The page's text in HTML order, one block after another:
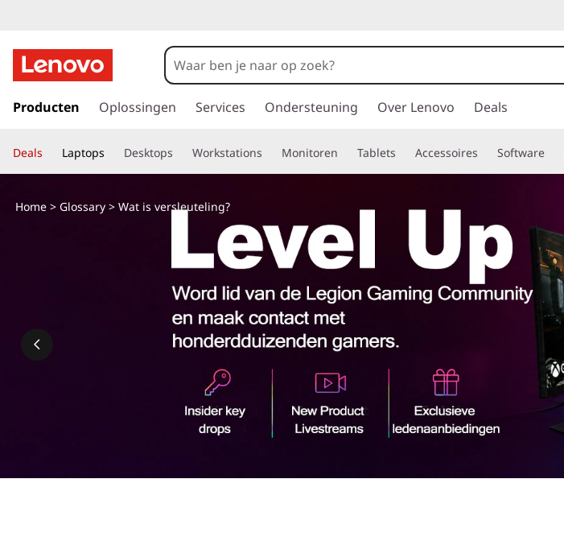
a
a
r
e
Producten Oplossingen Services Ondersteuning Over Lenovo Deals
Deals Laptops Desktops Workstations Monitoren Tablets Accessoires Software
Home> Glossary> Wat is versleuteling?